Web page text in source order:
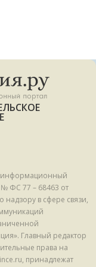
информационный
№ ФС 77 – 68463 от
в сфере связи,
Главный редактор
права на
принадлежат